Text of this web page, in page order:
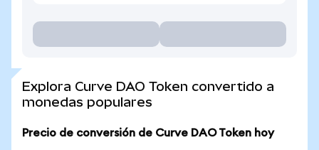
Explora Curve DAO Token convertido a
monedas populares
Precio de conversión de Curve DAO Token hoy